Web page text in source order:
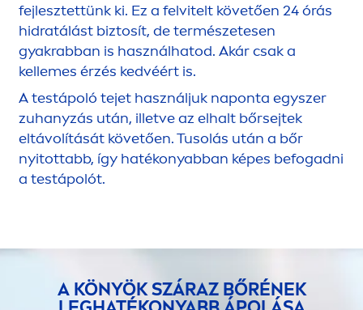
fejlesztettünk ki. Ez a felvitelt követően 24 órás
hidratálást biztosít, de természetesen
gyakrabban is használhatod. Akár csak a
kellemes érzés kedvéért is.
A testápoló tejet használjuk naponta egyszer
zuhanyzás után, illetve az elhalt bőrsejtek
eltávolítását követően. Tusolás után a bőr
nyitottabb, így hatékonyabban képes befogadni
a testápolót.
A KÖNYÖK SZÁRAZ BŐRÉNEK